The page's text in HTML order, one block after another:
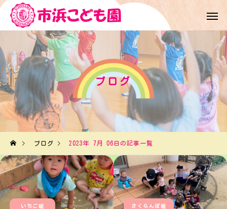
ブログ
ブログ 2023年 7月 06日の記事一覧
いちご組 さくらんぼ組